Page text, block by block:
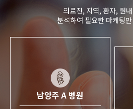
의료진, 지역, 환자, 원
분석하여 필요한 마케팅
남양주 A 병원